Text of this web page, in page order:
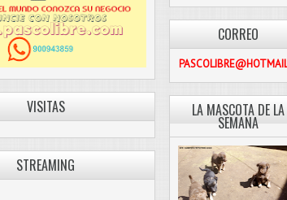
VISITAS
STREAMING
CORREO
LA MASCOTA DE LA
SEMANA